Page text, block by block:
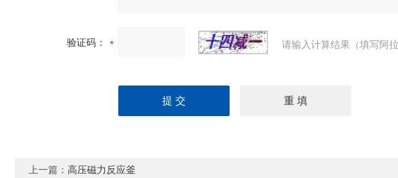
验证码： 请输入计算结果（填写阿
上一篇：高压磁力反应釜